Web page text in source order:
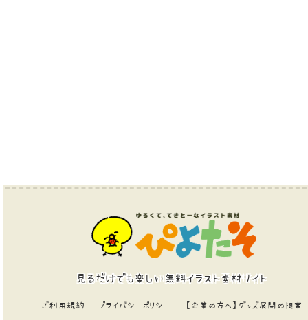
見るだけでも楽しい無料イラスト素材サイト
ご利用規約 プライバシーポリシー 【企業の方へ】グッズ展開の提案